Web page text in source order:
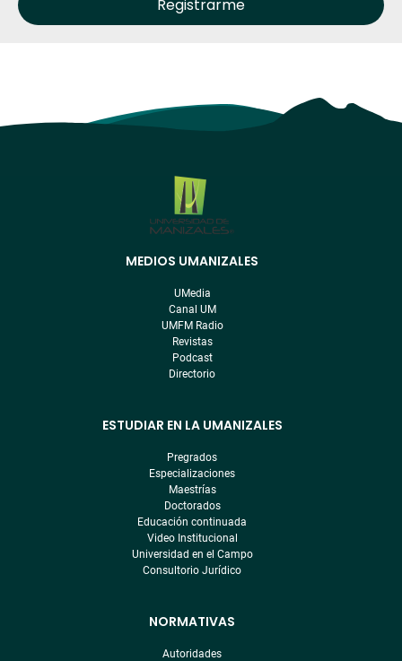
MEDIOS UMANIZALES
UMedia
Canal UM
UMFM Radio
Revistas
Podcast
Directorio
ESTUDIAR EN LA UMANIZALES
Pregrados
Especializaciones
Maestrías
Doctorados
Educación continuada
Video Institucional
Universidad en el Campo
Consultorio Jurídico
NORMATIVAS
Autoridades